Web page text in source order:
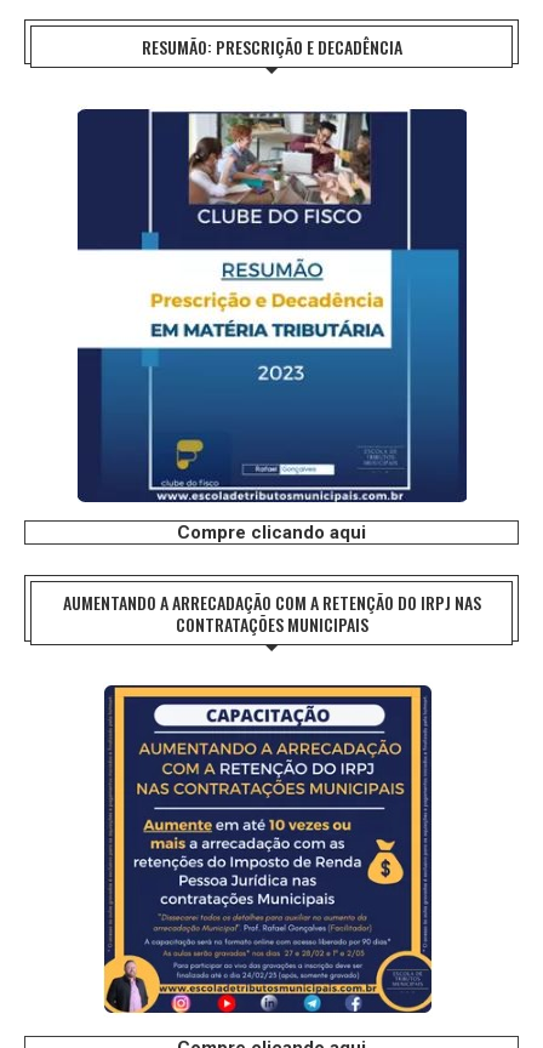
RESUMÃO: PRESCRIÇÃO E DECADÊNCIA
Compre clicando aqui
AUMENTANDO A ARRECADAÇÃO COM A RETENÇÃO DO IRPJ NAS
CONTRATAÇÕES MUNICIPAIS